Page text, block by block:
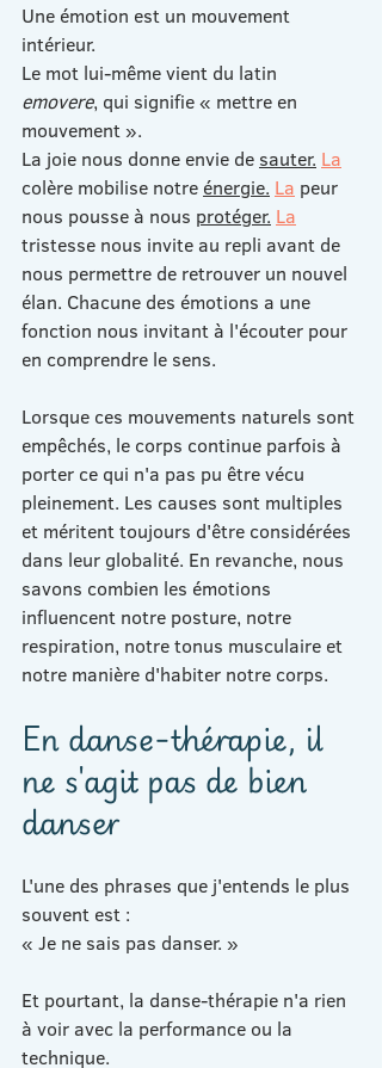
Une émotion est un mouvement
intérieur.
Le mot lui-même vient du latin
emovere, qui signifie « mettre en
mouvement ».
La joie nous donne envie de sauter. La
colère mobilise notre énergie. La peur
nous pousse à nous protéger. La
tristesse nous invite au repli avant de
nous permettre de retrouver un nouvel
élan. Chacune des émotions a une
fonction nous invitant à l'écouter pour
en comprendre le sens.
Lorsque ces mouvements naturels sont
empêchés, le corps continue parfois à
porter ce qui n'a pas pu être vécu
pleinement. Les causes sont multiples
et méritent toujours d'être considérées
dans leur globalité. En revanche, nous
savons combien les émotions
influencent notre posture, notre
respiration, notre tonus musculaire et
notre manière d'habiter notre corps.
En danse-thérapie, il
ne s'agit pas de bien
danser
L'une des phrases que j'entends le plus
souvent est :
« Je ne sais pas danser. »
Et pourtant, la danse-thérapie n'a rien
à voir avec la performance ou la
technique.